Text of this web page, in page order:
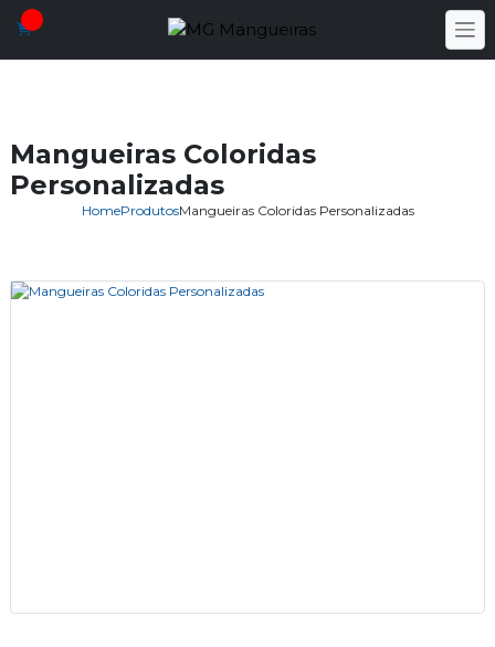
HomeProdutosMangueiras Coloridas Personalizadas
Mangueiras Coloridas
Personalizadas